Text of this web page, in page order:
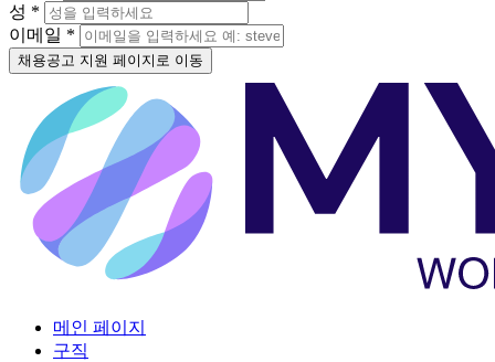
성 *
이메일 *
채용공고 지원 페이지로 이동
메인 페이지
구직